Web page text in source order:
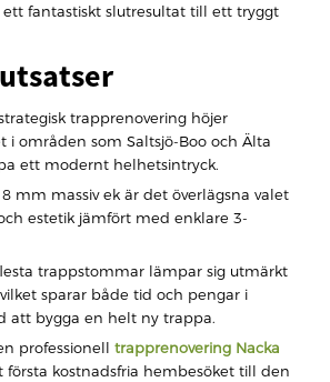
fantastiskt slutresultat till ett tryggt
trapprenovering höjer
i områden som Saltsjö-Boo och Älta
ett modernt helhetsintryck.
mm massiv ek är det överlägsna valet
estetik jämfört med enklare 3-
trappstommar lämpar sig utmärkt
sparar både tid och pengar i
att bygga en helt ny trappa.
professionell trapprenovering Nacka
första kostnadsfria hembesöket till den